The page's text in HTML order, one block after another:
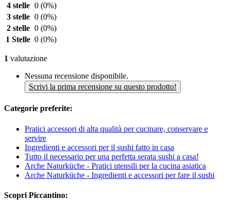
4 stelle 0 (0%)
3 stelle 0 (0%)
2 stelle 0 (0%)
1 Stelle 0 (0%)
1 valutazione
Nessuna recensione disponibile.
Scrivi la prima recensione su questo prodotto!
Categorie preferite:
Pratici accessori di alta qualità per cucinare, conservare e
servire
Ingredienti e accessori per il sushi fatto in casa
Tutto il necessario per una perfetta serata sushi a casa!
Arche Naturküche - Pratici utensili per la cucina asiatica
Arche Naturküche - Ingredienti e accessori per fare il sushi
Scopri Piccantino: